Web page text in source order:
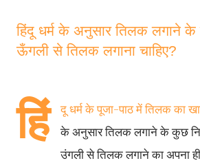
हिंदू धर्म के अनुसार तिलक लगाने
ऊँगली से तिलक लगाना चाहिए?
हिं
दू धर्म के पूजा-पाठ में तिलक का
के अनुसार तिलक लगाने के कुछ
उंगली से तिलक लगाने का अपना